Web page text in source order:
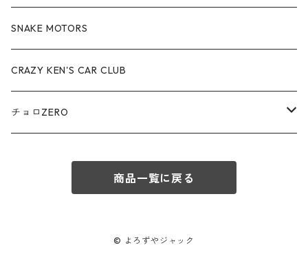
アウディ / Audi
ロータス / LOTUS
三菱ふそう/ MITSUBISHI FUSO
赤箱 - 絶版（廃盤）トミカ No.70-79
赤箱 - 絶版（廃盤）トミカ No.110-119
TLV - No. LV-70-79
TLV - No. LV-110-119
TLVN - No. LV-60-69
TLVN - No. LV-70-79
SNAKE MOTORS
CRAZY KEN'S CAR CLUB
チョロZERO
チョロQZERO - No. Z-00-09
あぶない刑事
商品一覧に戻る
© よろずやジャック